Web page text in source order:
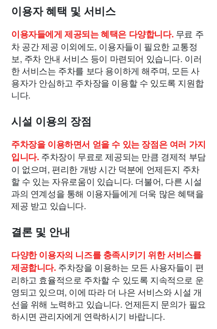
이용자 혜택 및 서비스
이용자들에게 제공되는 혜택은 다양합니다. 무료 주
차 공간 제공 이외에도, 이용자들이 필요한 교통정
보, 주차 안내 서비스 등이 마련되어 있습니다. 이러
한 서비스는 주차를 보다 용이하게 해주며, 모든 사
용자가 안심하고 주차장을 이용할 수 있도록 지원합
니다.
시설 이용의 장점
주차장을 이용하면서 얻을 수 있는 장점은 여러 가지
입니다. 주차장이 무료로 제공되는 만큼 경제적 부담
이 없으며, 편리한 개방 시간 덕분에 언제든지 주차
할 수 있는 자유로움이 있습니다. 더불어, 다른 시설
과의 연계성을 통해 이용자들에게 더욱 많은 혜택을
제공 받고 있습니다.
결론 및 안내
다양한 이용자의 니즈를 충족시키기 위한 서비스를
제공합니다. 주차장을 이용하는 모든 사용자들이 편
리하고 효율적으로 주차할 수 있도록 지속적으로 운
영되고 있으며, 이에 따라 더 나은 서비스와 시설 개
선을 위해 노력하고 있습니다. 언제든지 문의가 필요
하시면 관리자에게 연락하시기 바랍니다.